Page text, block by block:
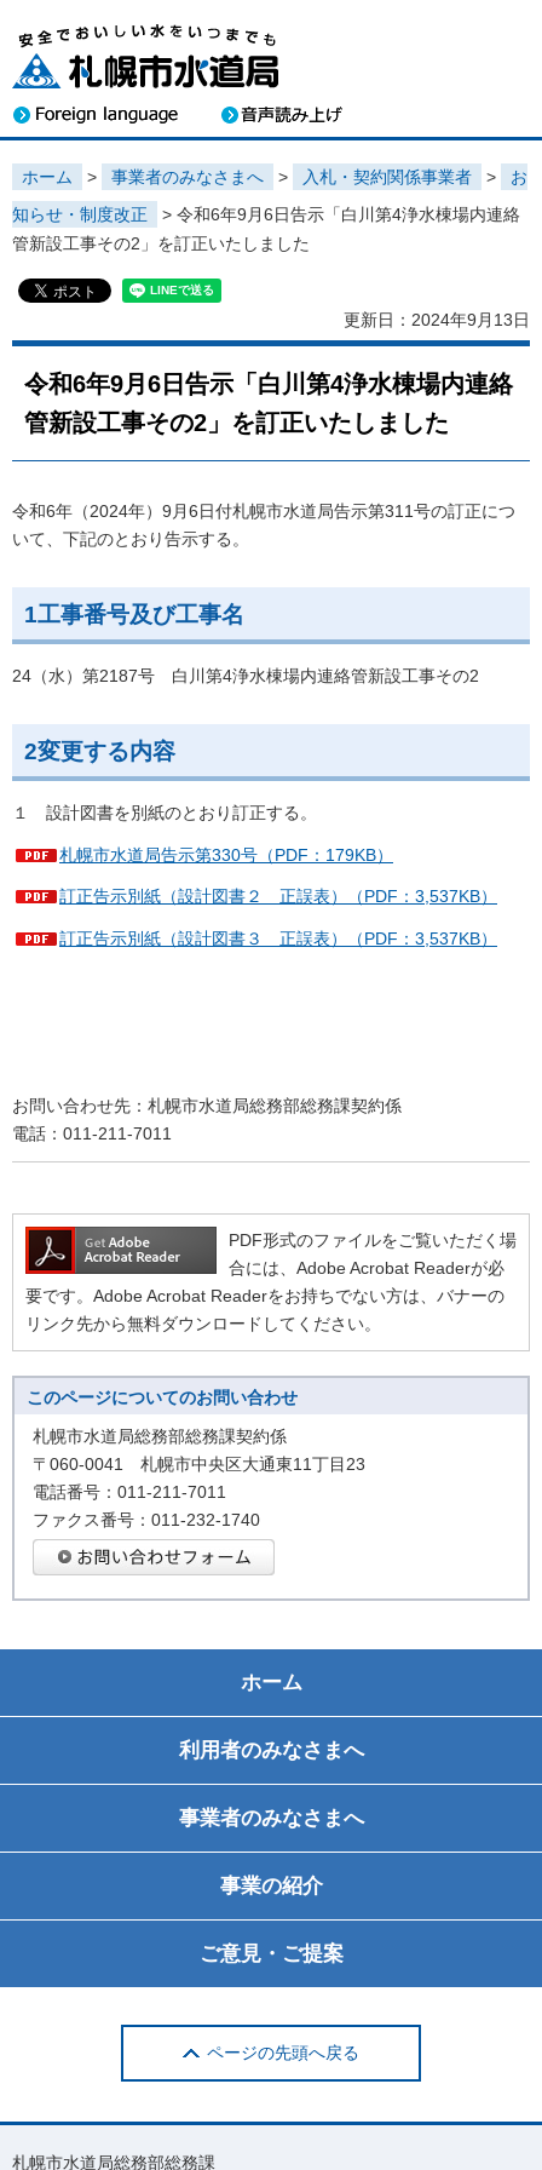
ホーム > 事業者のみなさまへ > 入札・契約関係事業者 >
お
知らせ・制度改正
> 令和6年9月6日告示「白川第4浄水棟場内連絡
管新設工事その2」を訂正いたしました
更新日：2024年9月13日
令和6年9月6日告示「白川第4浄水棟場内連絡
管新設工事その2」を訂正いたしました
令和6年（2024年）9月6日付札幌市水道局告示第311号の訂正につ
いて、下記のとおり告示する。
1工事番号及び工事名
24（水）第2187号 白川第4浄水棟場内連絡管新設工事その2
2変更する内容
１ 設計図書を別紙のとおり訂正する。
札幌市水道局告示第330号（PDF：179KB）
訂正告示別紙（設計図書２ 正誤表）（PDF：3,537KB）
訂正告示別紙（設計図書３ 正誤表）（PDF：3,537KB）
お問い合わせ先：札幌市水道局総務部総務課契約係
電話：011-211-7011
PDF形式のファイルをご覧いただく場
合には、Adobe Acrobat Readerが必
要です。Adobe Acrobat Readerをお持ちでない方は、バナーの
リンク先から無料ダウンロードしてください。
このページについてのお問い合わせ
札幌市水道局総務部総務課契約係
〒060-0041 札幌市中央区大通東11丁目23
電話番号：011-211-7011
ファクス番号：011-232-1740
ホーム
利用者のみなさまへ
事業者のみなさまへ
事業の紹介
ご意見・ご提案
ページの先頭へ戻る
札幌市水道局総務部総務課